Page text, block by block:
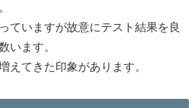
ていますが故意にテスト結果を良
います。
えてきた印象があります。